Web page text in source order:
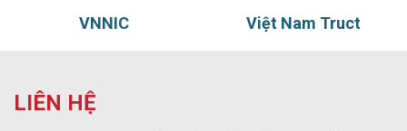
Việt Nam Truct Thủy vũ
LIÊN HỆ